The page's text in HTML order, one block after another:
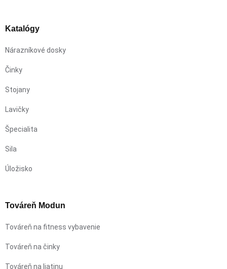
Katalógy
Nárazníkové dosky
Činky
Stojany
Lavičky
Špecialita
Sila
Úložisko
Továreň Modun
Továreň na fitness vybavenie
Továreň na činky
Továreň na liatinu